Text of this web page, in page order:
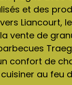
et des
Liancourt,
vente de
confort de
au feu